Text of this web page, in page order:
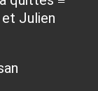
Julien